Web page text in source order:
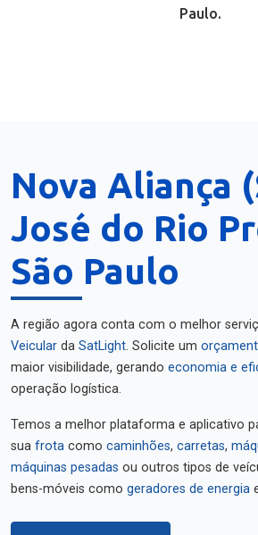
Paulo.
Nova Aliança
José do Rio
São Paulo
A região agora conta com o melhor
Veicular da SatLight. Solicite um
maior visibilidade, gerando economia e
operação logística.
Temos a melhor plataforma e aplicativo
sua frota como caminhões, carretas,
máquinas pesadas ou outros tipos de
bens-móveis como geradores de energia